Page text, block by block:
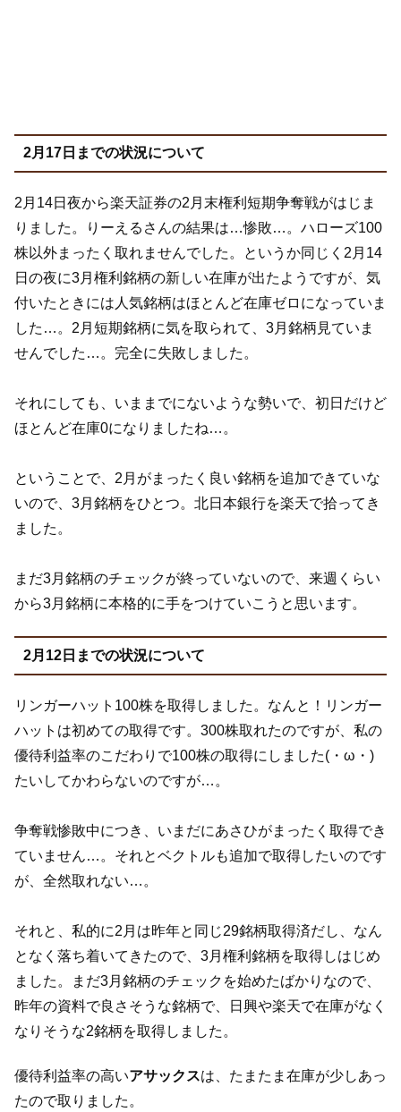
2月17日までの状況について
2月14日夜から楽天証券の2月末権利短期争奪戦がはじま
りました。りーえるさんの結果は…惨敗…。ハローズ100
株以外まったく取れませんでした。というか同じく2月14
日の夜に3月権利銘柄の新しい在庫が出たようですが、気
付いたときには人気銘柄はほとんど在庫ゼロになっていま
した…。2月短期銘柄に気を取られて、3月銘柄見ていま
せんでした…。完全に失敗しました。
それにしても、いままでにないような勢いで、初日だけど
ほとんど在庫0になりましたね…。
ということで、2月がまったく良い銘柄を追加できていな
いので、3月銘柄をひとつ。北日本銀行を楽天で拾ってき
ました。
まだ3月銘柄のチェックが終っていないので、来週くらい
から3月銘柄に本格的に手をつけていこうと思います。
2月12日までの状況について
リンガーハット100株を取得しました。なんと！リンガー
ハットは初めての取得です。300株取れたのですが、私の
優待利益率のこだわりで100株の取得にしました(・ω・)
たいしてかわらないのですが…。
争奪戦惨敗中につき、いまだにあさひがまったく取得でき
ていません…。それとベクトルも追加で取得したいのです
が、全然取れない…。
それと、私的に2月は昨年と同じ29銘柄取得済だし、なん
となく落ち着いてきたので、3月権利銘柄を取得しはじめ
ました。まだ3月銘柄のチェックを始めたばかりなので、
昨年の資料で良さそうな銘柄で、日興や楽天で在庫がなく
なりそうな2銘柄を取得しました。
優待利益率の高いアサックスは、たまたま在庫が少しあっ
たので取りました。